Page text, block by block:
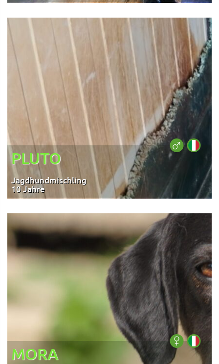
PLUTO
Jagdhundmischling
10 Jahre
MORA